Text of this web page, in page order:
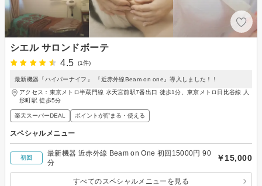
シエル サロンドボーテ
4.5
(1件)
最新機器『ハイパーナイフ』 『近赤外線Beam on one』導入しました！！
アクセス：東京メトロ半蔵門線 水天宮前駅7番出口 徒歩1分、東京メトロ日比谷線 人
形町駅 徒歩5分
楽天スーパーDEAL ポイントが貯まる・使える
スペシャルメニュー
初回
最新機器 近赤外線 Beam on One 初回15000円 90
分
￥15,000
すべてのスペシャルメニューを見る